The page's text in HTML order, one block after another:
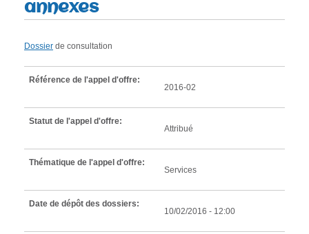
e
e
c
h
r
h
annexes
Dossier de consultation
Référence de l'appel d'offre:
2016-02
Statut de l'appel d'offre:
Attribué
Thématique de l'appel d'offre:
Services
Date de dépôt des dossiers:
10/02/2016 - 12:00